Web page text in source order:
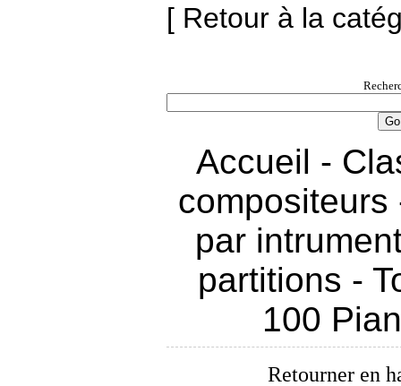
[ Retour à la
Accueil -
compositeurs
par
partitions -
100
Retourner en